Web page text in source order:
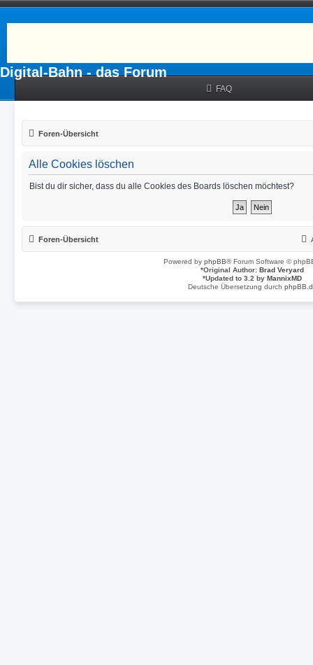
Digital-Bahn - das Forum
FAQ
Foren-Übersicht
Alle Cookies löschen
Bist du dir sicher, dass du alle Cookies des Boards löschen möchtest?
Foren-Übersicht
Powered by phpBB® Forum Software ©
*Original Author: Brad Veryard
*Updated to 3.2 by MannixMD
Deutsche Übersetzung durch